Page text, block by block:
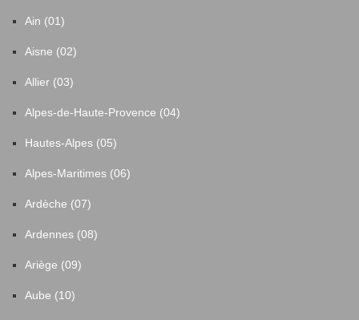
Ain (01)
Aisne (02)
Allier (03)
Alpes-de-Haute-Provence (04)
Hautes-Alpes (05)
Alpes-Maritimes (06)
Ardèche (07)
Ardennes (08)
Ariège (09)
Aube (10)